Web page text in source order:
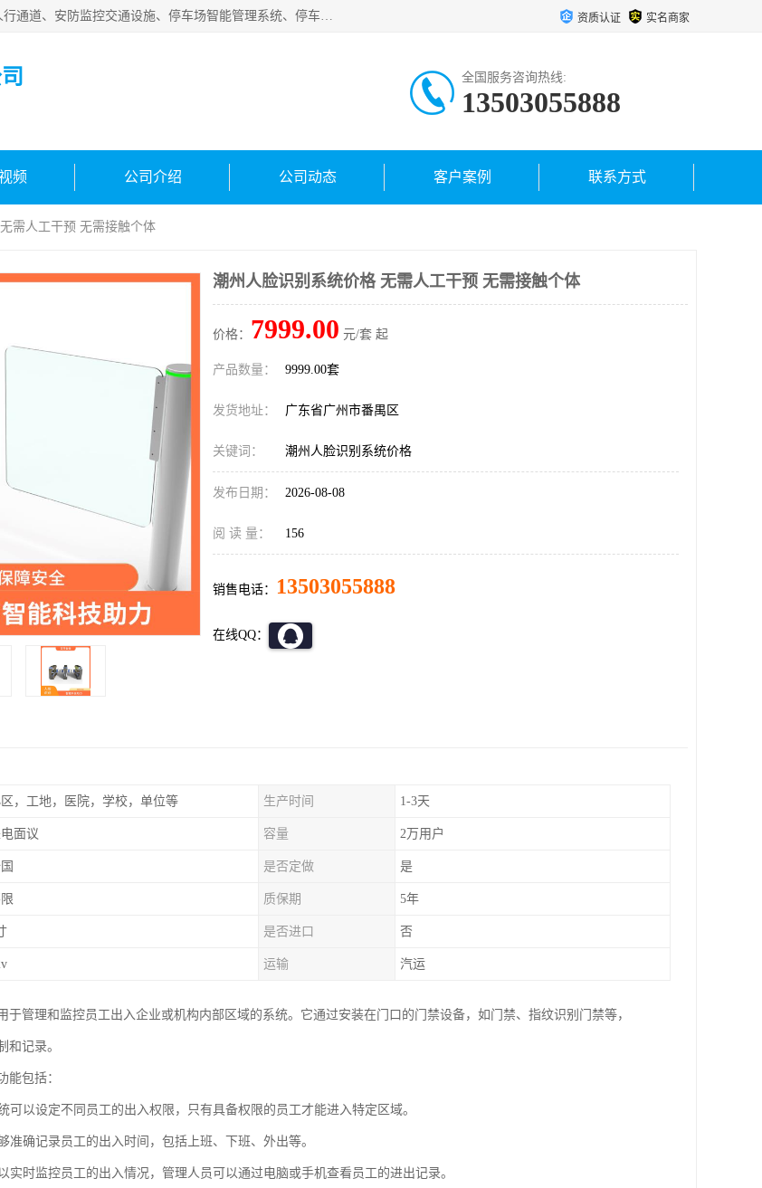
广州百灵智能科技有限公司是一家专业从事车牌识别系统、人脸识别人行通道、安防监控交通设施、停车场智能管理系统、停车场云平台、车牌识别一体机、自动道闸、通道设备、交通设施及交通划线等产品研发、生产和销售的高新技术企业。 资质认证 实名商家
全国服务咨询热线:
13503055888
频 公司介绍 公司动态 客户案例 联系方式
需人工干预 无需接触个体
潮州人脸识别系统价格 无需人工干预 无需接触个体
价格： 7999.00 元/套 起
产品数量： 9999.00套
发货地址： 广东省广州市番禺区
关键词： 潮州人脸识别系统价格
发布日期： 2026-08-08
阅 读 量： 156
销售电话： 13503055888
在线QQ：
，工地，医院，学校，单位等 生产时间 1-3天
面议 容量 2万用户
是否定做 是
质保期 5年
是否进口 否
运输 汽运
于管理和监控员工出入企业或机构内部区域的系统。它通过安装在门口的门禁设备，如门禁、指纹识别门禁等，
和记录。
能包括：
可以设定不同员工的出入权限，只有具备权限的员工才能进入特定区域。
准确记录员工的出入时间，包括上班、下班、外出等。
实时监控员工的出入情况，管理人员可以通过电脑或手机查看员工的进出记录。